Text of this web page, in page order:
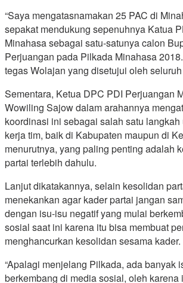
“Saya mengatasnamakan 25 PAC di
sepakat mendukung sepenuhnya Katua
Minahasa sebagai satu-satunya calon
Perjuangan pada Pilkada Minahasa
tegas Wolajan yang disetujui oleh seluruh
Sementara, Ketua DPC PDI Perjuangan
Wowiling Sajow dalam arahannya
koordinasi ini sebagai salah satu
kerja tim, baik di Kabupaten maupun di
menurutnya, yang paling penting adalah
partai terlebih dahulu.
Lanjut dikatakannya, selain kesolidan
menekankan agar kader partai jangan
dengan isu-isu negatif yang mulai
sosial saat ini karena itu bisa membuat
menghancurkan kesolidan sesama kader.
“Apalagi menjelang Pilkada, ada banyak
berkembang di media sosial, oleh karena